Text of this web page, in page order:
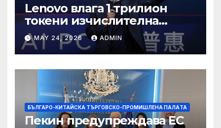
Lenovo влага 1 трилион
токени изчислителна
мощност в AI екосистемата
MAY 24, 2026 ADMIN
БЪЛГАРО-КИТАЙСКА ТЪРГОВСКО-ПРОМИШЛЕНА ПАЛAТА
Пекин предупреждава ЕС